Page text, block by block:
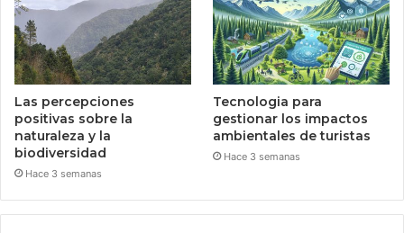
Las percepciones
positivas sobre la
naturaleza y la
biodiversidad
Hace 3 semanas
Tecnologia para
gestionar los impactos
ambientales de turistas
Hace 3 semanas